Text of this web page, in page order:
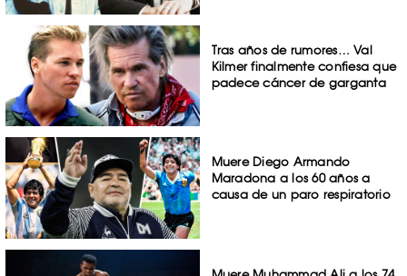
Tras años de rumores… Val
Kilmer finalmente confiesa que
padece cáncer de garganta
Muere Diego Armando
Maradona a los 60 años a
causa de un paro respiratorio